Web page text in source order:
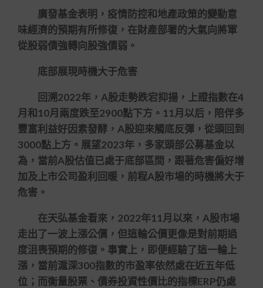
廣發基金表明，疫情防控和地產政策的變動意
味經濟的預期有所修復，在財產部署的大氣向將軍
從股弱債強轉向股強債弱。
底部展現時機大于危害
回溯2022年，A股走勢跌宕抑揚，上證指數在4
月和10月兩度跌至2900點下方。11月以后，陪伴多
豐富利益好因素發酵，A股迎來觸底反彈，從頭回到
3000點上方。展望2023年，多家頭部公募基金以
為，當前A股估值已處于底部區間，跟著危害偏好增
加及上市公司盈利回暖，前程A股市場的時機將大于
危害。
在天弘基金看來，2022年11月以來，A股市場
走出了一波上漲公價，但這輪公價更像是對前期過
度沮喪預期的修復。事實上，即便經驗了這一輪上
漲，當前滬深300指數的市盈率依然處在近五年低
位；而衡量股票、債券投資性價比的指標ERP仍處